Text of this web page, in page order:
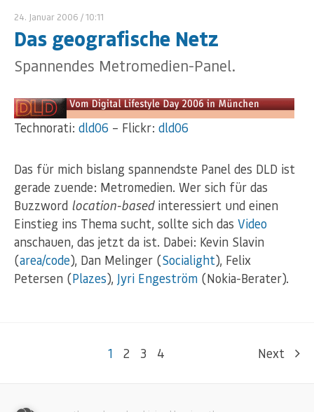
24. Januar 2006 / 10:11
Das geografische Netz
Spannendes Metromedien-Panel.
Technorati: dld06 – Flickr: dld06
Das für mich bislang spannendste Panel des DLD ist
gerade zuende: Metromedien. Wer sich für das
Buzzword location-based interessiert und einen
Einstieg ins Thema sucht, sollte sich das Video
anschauen, das jetzt da ist. Dabei: Kevin Slavin
(area/code), Dan Melinger (Socialight), Felix
Petersen (Plazes), Jyri Engeström (Nokia-Berater).
1 2 3 4 Next